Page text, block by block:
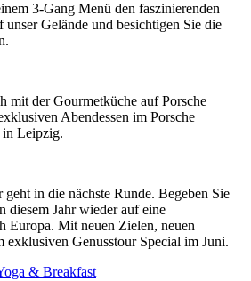
3-Gang Menü den faszinierenden
Gelände und besichtigen Sie die
mit der Gourmetküche auf Porsche
Abendessen im Porsche
in Leipzig.
geht in die nächste Runde. Begeben Sie
diesem Jahr wieder auf eine
Europa. Mit neuen Zielen, neuen
exklusiven Genusstour Special im Juni.
& Breakfast